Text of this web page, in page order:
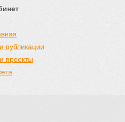
публикации
проекты